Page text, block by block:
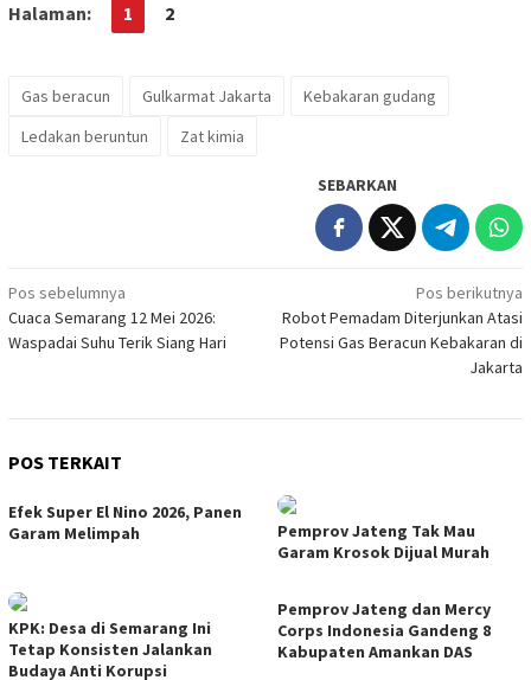
Halaman: 1 2
Gas beracun Gulkarmat Jakarta
Kebakaran gudang
Ledakan beruntun
Zat kimia
SEBARKAN
Navigasi
pos
Pos sebelumnya
Cuaca Semarang 12 Mei 2026:
Waspadai Suhu Terik Siang Hari
Pos berikutnya
Robot Pemadam Diterjunkan Atasi
Potensi Gas Beracun Kebakaran di
Jakarta
POS TERKAIT
Efek Super El Nino 2026, Panen
Garam Melimpah
Pemprov Jateng Tak Mau
Garam Krosok Dijual Murah
KPK: Desa di Semarang Ini
Tetap Konsisten Jalankan
Budaya Anti Korupsi
Pemprov Jateng dan Mercy
Corps Indonesia Gandeng 8
Kabupaten Amankan DAS